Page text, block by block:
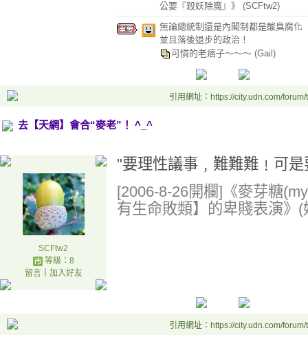
公要『殺妖除魔』》 (SCFtw2)
無論總統制還是內閣制都是酸臭腐化
並且落後退步的政治！
可憐的老痞子～～～ (Gail)
引用網址：https://city.udn.com/
去【天網】會合“麥老”！ ^_^
SCFtw2
等級：8
留言｜ 加入好友
"要理性議事﹐難難難﹗可
[2006-8-26開欄]《麥芽糖
有生命敗類】的卑賤表演》(
引用網址：https://city.udn.com/